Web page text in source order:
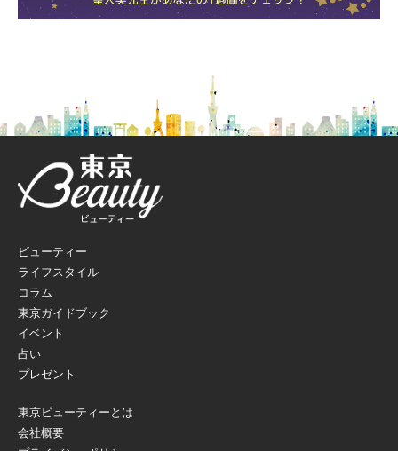
ビューティー
ライフスタイル
コラム
東京ガイドブック
イベント
占い
プレゼント
東京ビューティーとは
会社概要